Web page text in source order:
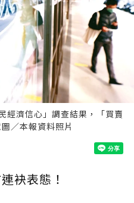
經濟信心」調查結果，「買賣
／本報資料照片
袂表態！